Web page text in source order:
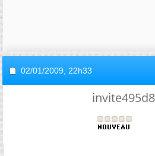
02/01/2009, 22h33